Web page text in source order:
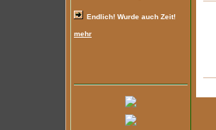
Endlich! Wurde auch Zeit!
mehr